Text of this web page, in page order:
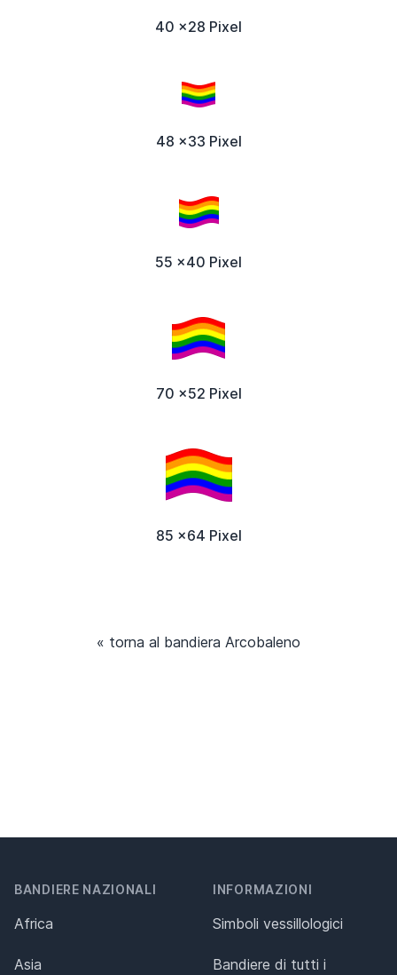
40 x28 Pixel
48 x33 Pixel
55 x40 Pixel
70 x52 Pixel
85 x64 Pixel
« torna al bandiera Arcobaleno
BANDIERE NAZIONALI
Africa
Asia
INFORMAZIONI
Simboli vessillologici
Bandiere di tutti i